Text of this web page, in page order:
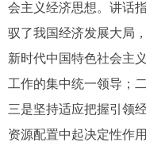
会主义经济思想。讲话
驭了我国经济发展大局
新时代中国特色社会主
工作的集中统一领导；
三是坚持适应把握引领
资源配置中起决定性作